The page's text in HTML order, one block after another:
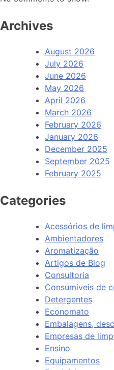
Archives
August 2026
July 2026
June 2026
May 2026
April 2026
March 2026
February 2026
January 2026
December 2025
September 2025
February 2025
Categories
Acessórios de
Ambientadores
Aromatização
Artigos de Blog
Consultoria
Consumiveis de
Detergentes
Economato
Embalagens,
Empresas de
Ensino
Equipamentos